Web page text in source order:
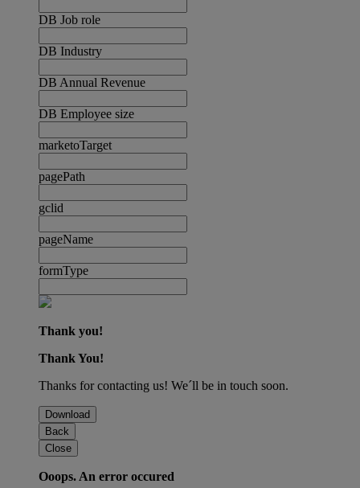
DB Job role
DB Industry
DB Annual Revenue
DB Employee size
marketoTarget
pagePath
gclid
pageName
formType
Thank you!
Thank You!
Thanks for contacting us! We´ll be in touch soon.
Download
Back
Close
Ooops. An error occured